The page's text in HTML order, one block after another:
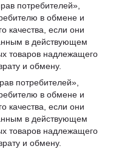
потребителей»,
в обмене и
качества, если они
в действующем
товаров надлежащего
и обмену.
потребителей»,
в обмене и
качества, если они
в действующем
товаров надлежащего
и обмену.